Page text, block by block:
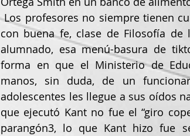
Los profesores no siempre tienen culpa de esta situación. Muchos de ellos imparten,
con buena fe, clase de Filosofía
alumnado, esa menú-basura de
forma en que el Ministerio de
manos, sin duda, de un
adolescentes les llegue a sus oídos
que ejecutó Kant no fue el “giro
parangón3, lo que Kant hizo fue